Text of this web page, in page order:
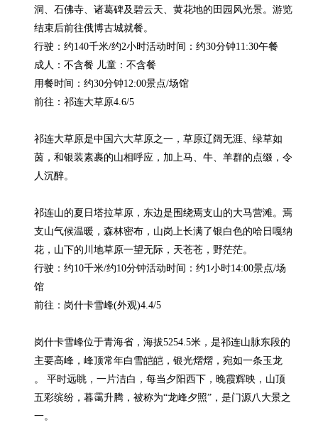
洞、石佛寺、诸葛碑及碧云天、黄花地的田园风光景。游览
结束后前往俄博古城就餐。
行驶：约140千米/约2小时活动时间：约30分钟11:30午餐
成人：不含餐 儿童：不含餐
用餐时间：约30分钟12:00景点/场馆
前往：祁连大草原4.6/5
祁连大草原是中国六大草原之一，草原辽阔无涯、绿草如
茵，和银装素裹的山相呼应，加上马、牛、羊群的点缀，令
人沉醉。
祁连山的夏日塔拉草原，东边是围绕焉支山的大马营滩。焉
支山气候温暖，森林密布，山岗上长满了银白色的哈日嘎纳
花，山下的川地草原一望无际，天苍苍，野茫茫。
行驶：约10千米/约10分钟活动时间：约1小时14:00景点/场
馆
前往：岗什卡雪峰(外观)4.4/5
岗什卡雪峰位于青海省，海拔5254.5米，是祁连山脉东段的
主要高峰，峰顶常年白雪皑皑，银光熠熠，宛如一条玉龙
。 平时远眺，一片洁白，每当夕阳西下，晚霞辉映，山顶
五彩缤纷，暮霭升腾，被称为“龙峰夕照”，是门源八大景之
一。